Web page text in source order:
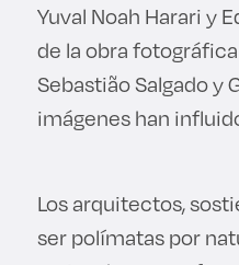
Yuval Noah Harari y
de la obra
Sebastião Salgado y
imágenes han
Los arquitectos,
ser polímatas por